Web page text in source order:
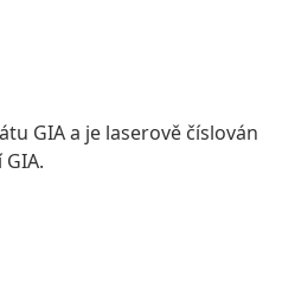
GIA a je laserově číslován